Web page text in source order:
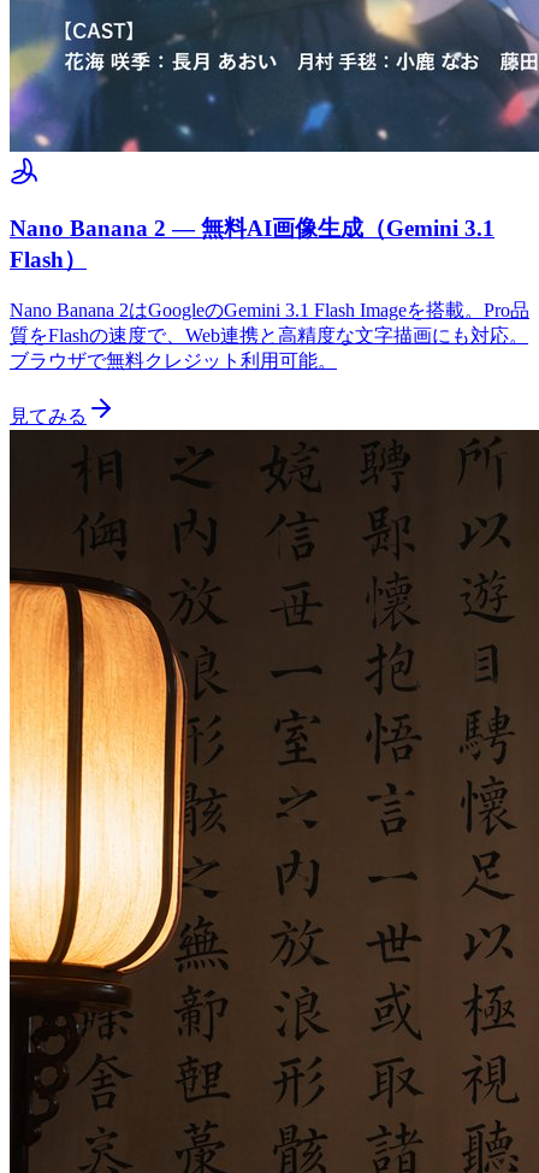
Nano Banana 2 — 無料AI画像生成（Gemini 3.1
Flash）
Nano Banana 2はGoogleのGemini 3.1 Flash Imageを搭載。Pro品
質をFlashの速度で、Web連携と高精度な文字描画にも対応。
ブラウザで無料クレジット利用可能。
見てみる